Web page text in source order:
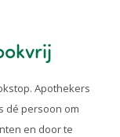
Apothekers
dé persoon om
en door te